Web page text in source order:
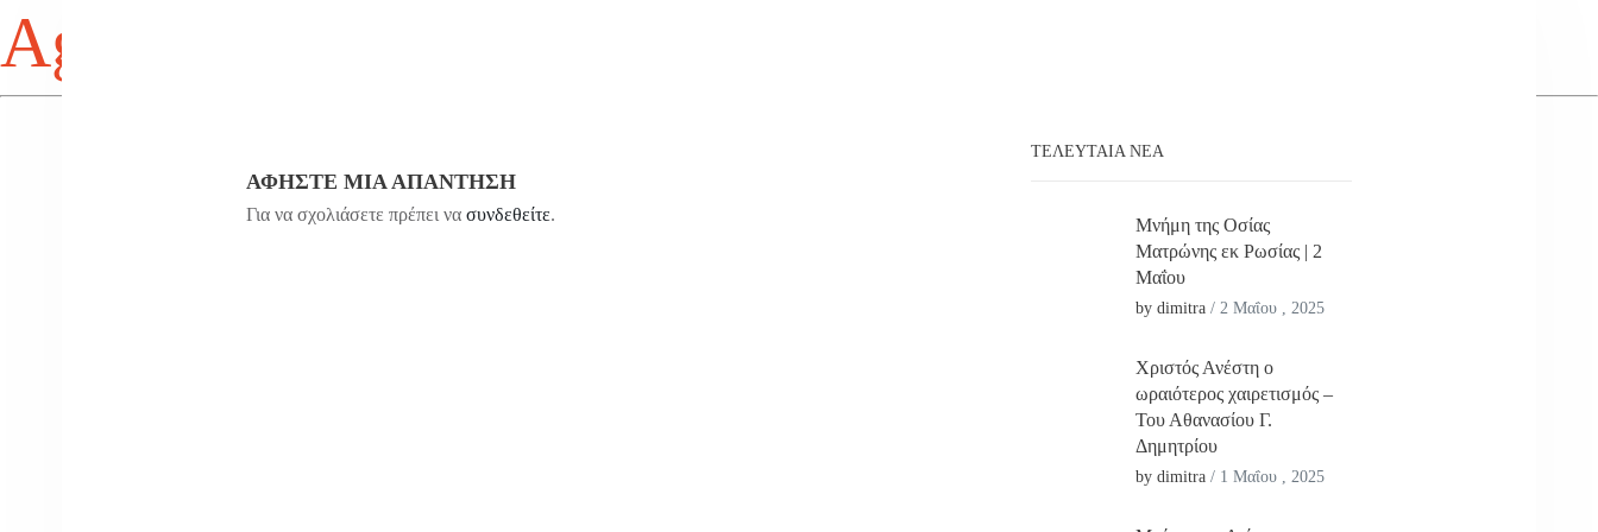
Agios Antonios
ΑΦΉΣΤΕ ΜΙΑ ΑΠΆΝΤΗΣΗ
Για να σχολιάσετε πρέπει να συνδεθείτε.
ΤΕΛΕΥΤΑΊΑ ΝΕΑ
Μνήμη της Οσίας
Ματρώνης εκ Ρωσίας | 2
Μαΐου
by dimitra / 2 Μαΐου , 2025
Χριστός Ανέστη ο
ωραιότερος χαιρετισμός –
Του Αθανασίου Γ.
Δημητρίου
by dimitra / 1 Μαΐου , 2025